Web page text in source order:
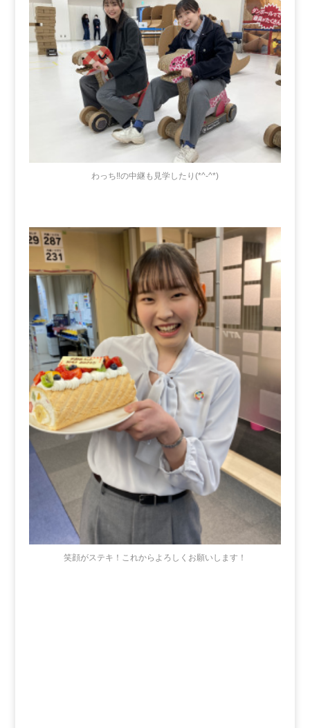
わっち‼の中継も見学したり(*^-^*)
笑顔がステキ！これからよろしくお願いします！